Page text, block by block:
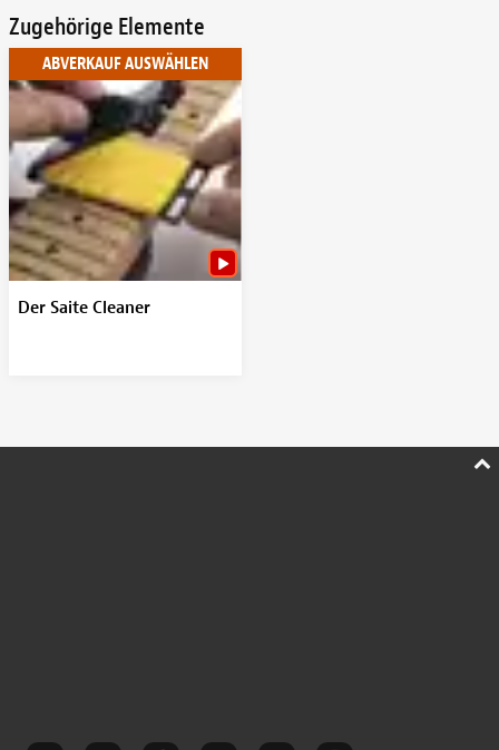
Zugehörige Elemente
ABVERKAUF AUSWÄHLEN
Der Saite Cleaner